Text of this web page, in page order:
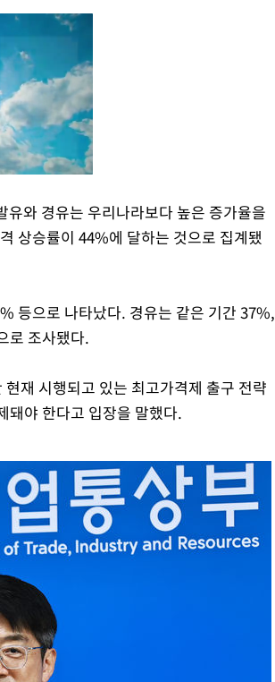
Mute
와 경유는 우리나라보다 높은 증가율을
상승률이 44%에 달하는 것으로 집계됐
등으로 나타났다. 경유는 같은 기간 37%,
로 조사됐다.
재 시행되고 있는 최고가격제 출구 전략
돼야 한다고 입장을 말했다.